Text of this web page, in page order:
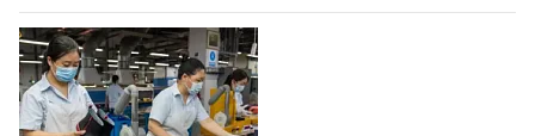
07.08.2026 167
На платформе Lamoda - новый раздел и
условия продвижения локальных
дизайнерских марок